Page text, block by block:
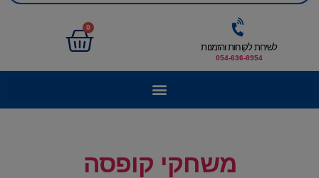
לשירות לקוחות והזמנות
054-636-8954
0
משחקי קופסה